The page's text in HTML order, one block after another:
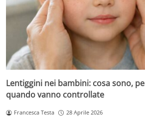
Lentiggini nei bambini: cosa sono,
quando vanno controllate
Francesca Testa 28 Aprile 2026